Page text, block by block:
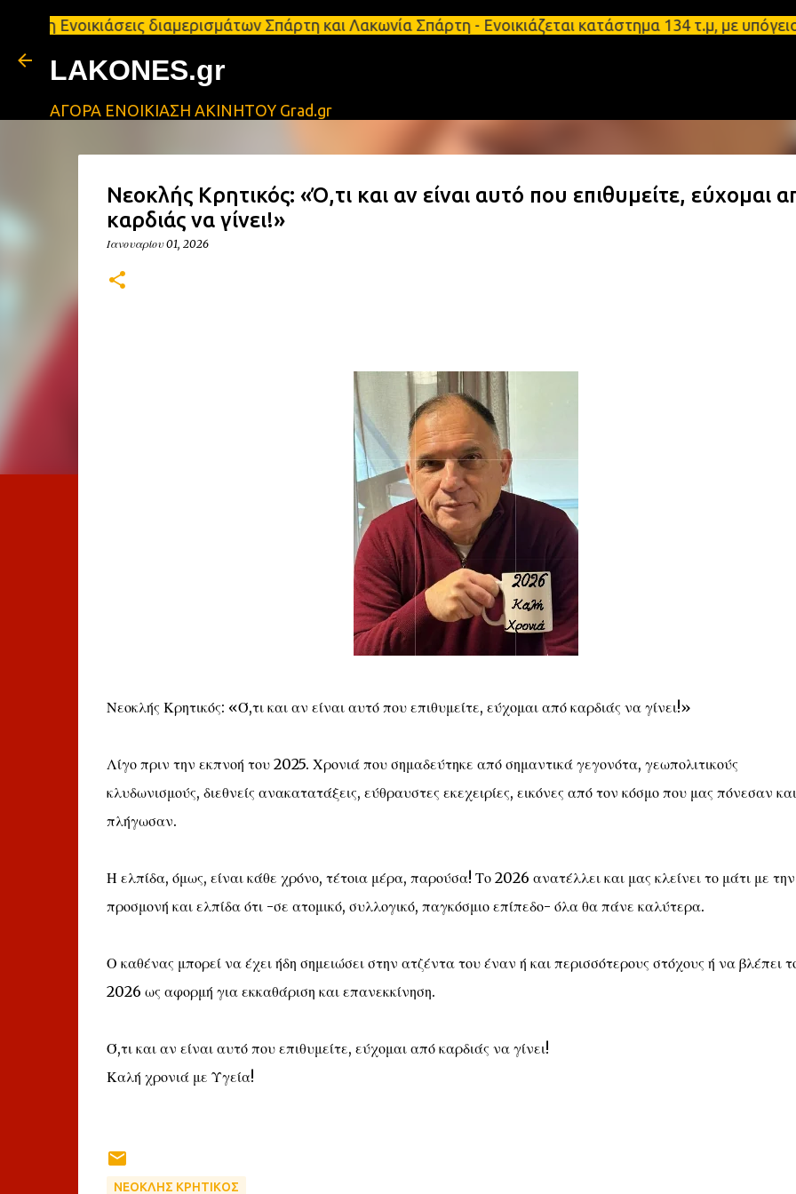
Μετάβαση στο κύριο περιεχόμενο
διαμερισμάτων Σπάρτη και Λακωνία Σπάρτη - Ενοικιάζεται κατάστημα 134 τ.μ, με
LAKONES.gr
ΑΓΟΡΑ ΕΝΟΙΚΙΑΣΗ ΑΚΙΝΗΤΟΥ Grad.gr
Νεοκλής Κρητικός: «Ό,τι και αν είναι αυτό που επιθυμείτε, εύχομαι
καρδιάς να γίνει!»
Ιανουαρίου 01, 2026
Νεοκλής Κρητικός: «Ό,τι και αν είναι αυτό που επιθυμείτε, εύχομαι από καρδιάς να γίνει!»
Λίγο πριν την εκπνοή του 2025. Χρονιά που σημαδεύτηκε από σημαντικά γεγονότα, γεωπολιτικούς
κλυδωνισμούς, διεθνείς ανακατατάξεις, εύθραυστες εκεχειρίες, εικόνες από τον κόσμο που μας πόνεσαν και
πλήγωσαν.
Η ελπίδα, όμως, είναι κάθε χρόνο, τέτοια μέρα, παρούσα! Το 2026 ανατέλλει και μας κλείνει το μάτι με την
προσμονή και ελπίδα ότι -σε ατομικό, συλλογικό, παγκόσμιο επίπεδο- όλα θα πάνε καλύτερα.
Ο καθένας μπορεί να έχει ήδη σημειώσει στην ατζέντα του έναν ή και περισσότερους στόχους ή να βλέπει
2026 ως αφορμή για εκκαθάριση και επανεκκίνηση.
Ό,τι και αν είναι αυτό που επιθυμείτε, εύχομαι από καρδιάς να γίνει!
Καλή χρονιά με Υγεία!
ΝΕΟΚΛΗΣ ΚΡΗΤΙΚΟΣ